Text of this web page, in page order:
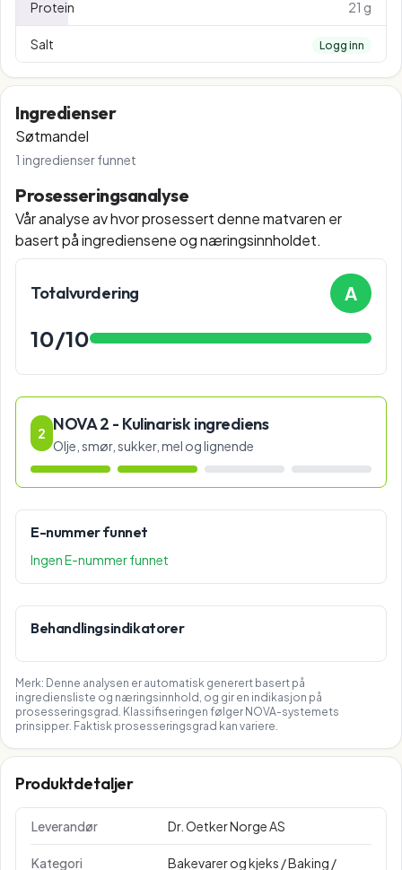
Protein 21 g
Salt Logg inn
Ingredienser
Søtmandel
1 ingredienser funnet
Prosesseringsanalyse
Vår analyse av hvor prosessert denne matvaren er
basert på ingrediensene og næringsinnholdet.
Totalvurdering A
10/10
2 NOVA 2 - Kulinarisk ingrediens
Olje, smør, sukker, mel og lignende
E-nummer funnet
Ingen E-nummer funnet
Behandlingsindikatorer
Merk: Denne analysen er automatisk generert basert på
ingrediensliste og næringsinnhold, og gir en indikasjon på
prosesseringsgrad. Klassifiseringen følger NOVA-systemets
prinsipper. Faktisk prosesseringsgrad kan variere.
Produktdetaljer
Leverandør Dr. Oetker Norge AS
Kategori
Bakevarer og kjeks / Baking /